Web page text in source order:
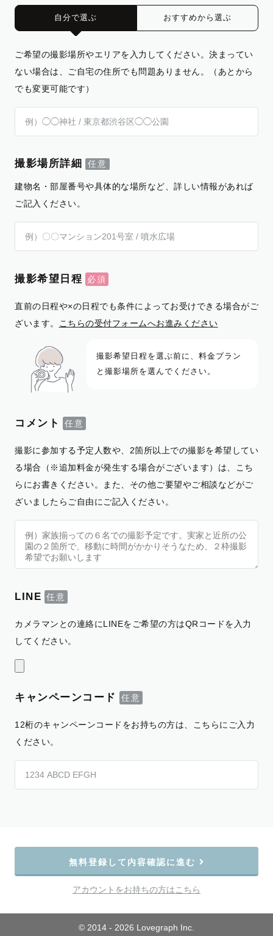
自分で選ぶ おすすめから選ぶ
ご希望の撮影場所やエリアを入力してください。決まってい
ない場合は、ご自宅の住所でも問題ありません。（あとから
でも変更可能です）
撮影場所詳細
建物名・部屋番号や具体的な場所など、詳しい情報があれば
ご記入ください。
撮影希望日程
直前の日程や×の日程でも条件によってお受けできる場合がご
ざいます。
こちらの受付フォームへお進みください
撮影希望日程を選ぶ前に、料金プラン
と撮影場所を選んでください。
コメント
撮影に参加する予定人数や、2箇所以上での撮影を希望してい
る場合（※追加料金が発生する場合がございます）は、こち
らにお書きください。また、その他ご要望やご相談などがご
ざいましたらご自由にご記入ください。
LINE
カメラマンとの連絡にLINEをご希望の方はQRコードを入力
してください。
キャンペーンコード
12桁のキャンペーンコードをお持ちの方は、こちらにご入力
ください。
無料登録して内容確認に進む
アカウントをお持ちの方はこちら
© 2014 - 2026 Lovegraph Inc.